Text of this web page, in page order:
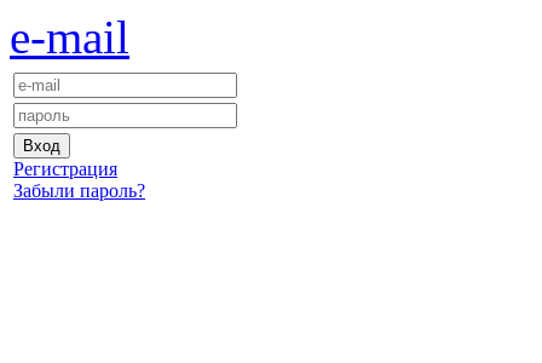
e-mail
Регистрация
Забыли пароль?